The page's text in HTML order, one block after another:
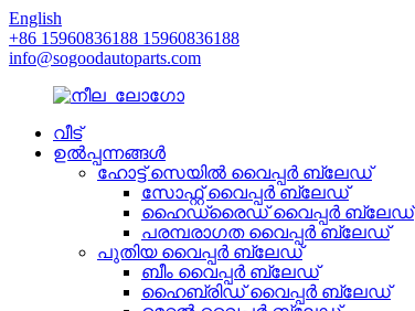
English
+86 15960836188 15960836188
info@sogoodautoparts.com
വീട്
ഉൽപ്പന്നങ്ങൾ
ഹോട്ട് സെയിൽ വൈപ്പർ ബ്ലേഡ്
സോഫ്റ്റ് വൈപ്പർ ബ്ലേഡ്
ഹൈഡ്രൈഡ് വൈപ്പർ ബ്ലേഡ്
പരമ്പരാഗത വൈപ്പർ ബ്ലേഡ്
പുതിയ വൈപ്പർ ബ്ലേഡ്
ബീം വൈപ്പർ ബ്ലേഡ്
ഹൈബ്രിഡ് വൈപ്പർ ബ്ലേഡ്